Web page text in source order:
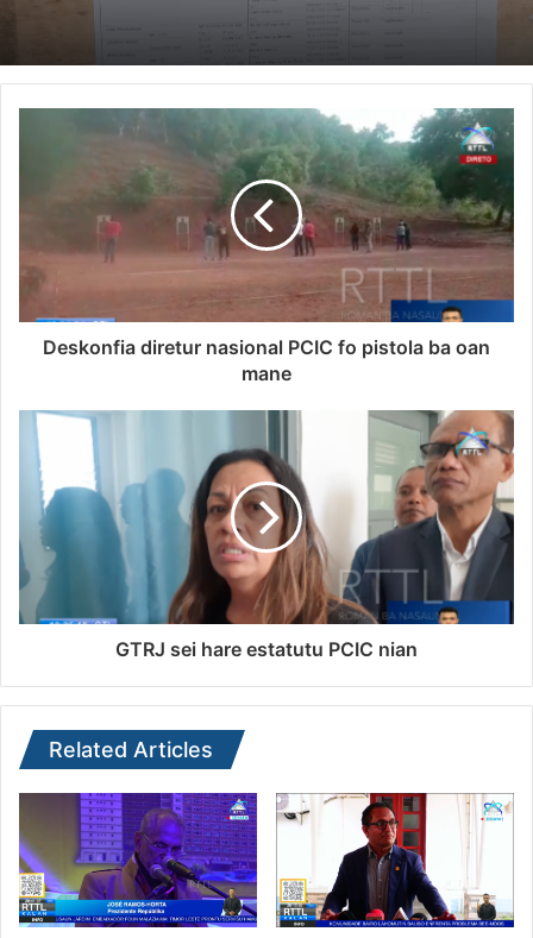
Deskonfia diretur nasional PCIC fo pistola ba oan
mane
GTRJ sei hare estatutu PCIC nian
Related Articles